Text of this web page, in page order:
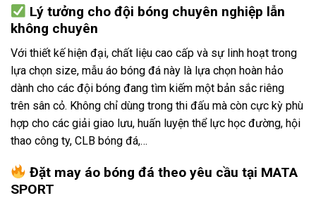
Lý tưởng cho đội bóng chuyên nghiệp lẫn
không chuyên
Với thiết kế hiện đại, chất liệu cao cấp và sự linh hoạt trong
lựa chọn size, mẫu áo bóng đá này là lựa chọn hoàn hảo
dành cho các đội bóng đang tìm kiếm một bản sắc riêng
trên sân cỏ. Không chỉ dùng trong thi đấu mà còn cực kỳ phù
hợp cho các giải giao lưu, huấn luyện thể lực học đường, hội
thao công ty, CLB bóng đá,…
Đặt may áo bóng đá theo yêu cầu tại MATA
SPORT